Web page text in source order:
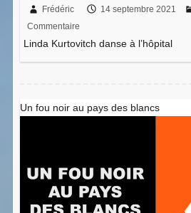
Frédéric 14 septembre 2021
Commentaire
Linda Kurtovitch danse à l’hôpital
Un fou noir au pays des blancs